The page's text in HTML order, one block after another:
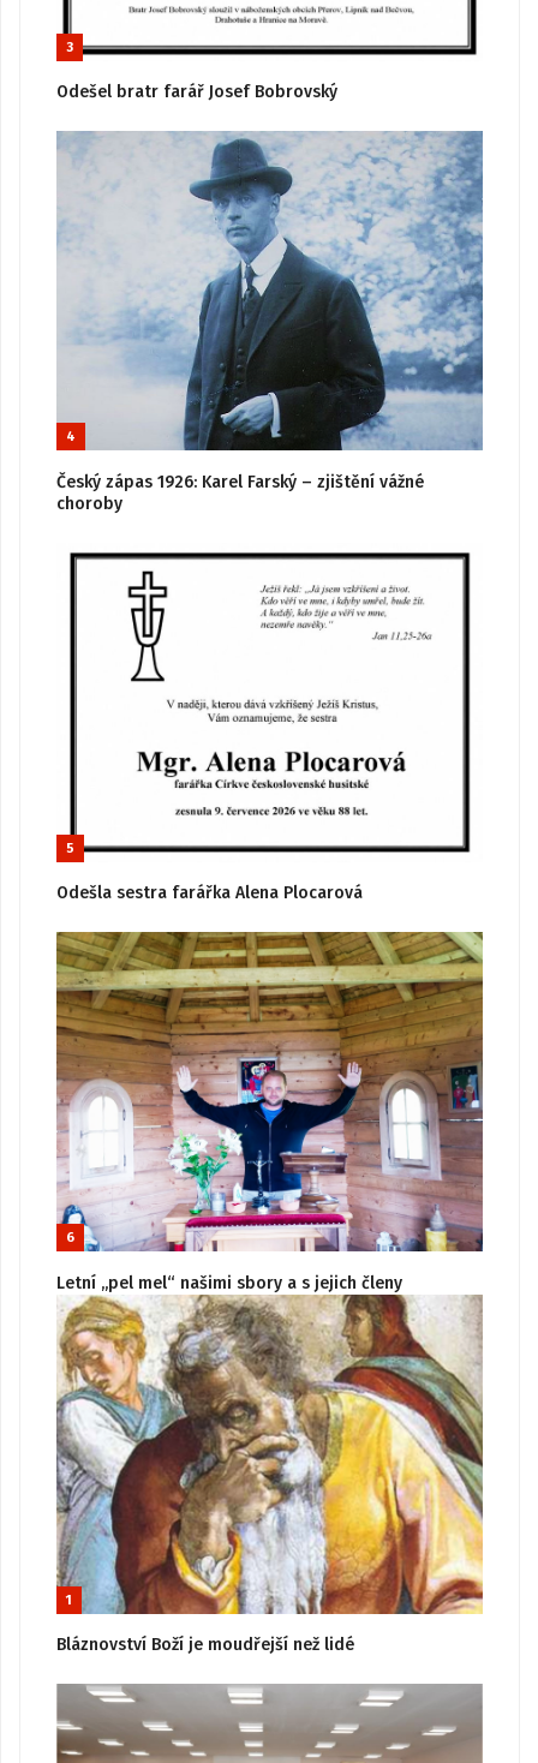
3
Odešel bratr farář Josef Bobrovský
4
Český zápas 1926: Karel Farský – zjištění vážné
choroby
5
Odešla sestra farářka Alena Plocarová
6
Letní „pel mel“ našimi sbory a s jejich členy
1
Bláznovství Boží je moudřejší než lidé